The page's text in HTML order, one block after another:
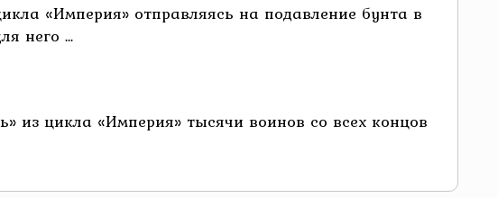
«Империя» отправляясь на подавление бунта в
него ...
из цикла «Империя» тысячи воинов со всех концов